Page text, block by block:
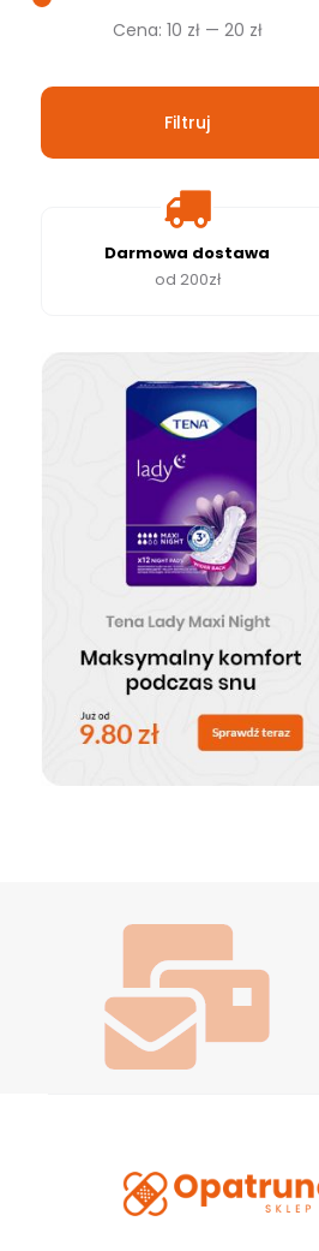
Cena
Cena
Filtruj
Cena: 10 zł— 20 zł
Darmowa dostawa
od 200zł